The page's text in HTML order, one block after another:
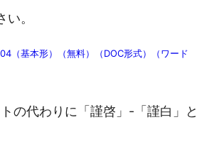
。
（基本形）（無料）（DOC形式）（ワード
の代わりに「謹啓」-「謹白」と